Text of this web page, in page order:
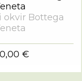
okvir Bottega
€